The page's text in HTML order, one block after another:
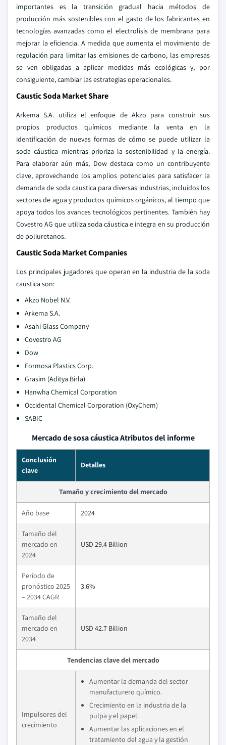
importantes es la transición gradual hacia métodos de
producción más sostenibles con el gasto de los fabricantes en
tecnologías avanzadas como el electrolisis de membrana para
mejorar la eficiencia. A medida que aumenta el movimiento de
regulación para limitar las emisiones de carbono, las empresas
se ven obligadas a aplicar medidas más ecológicas y, por
consiguiente, cambiar las estrategias operacionales.
Caustic Soda Market Share
Arkema S.A. utiliza el enfoque de Akzo para construir sus
propios productos químicos mediante la venta en la
identificación de nuevas formas de cómo se puede utilizar la
soda cáustica mientras prioriza la sostenibilidad y la energía.
Para elaborar aún más, Dow destaca como un contribuyente
clave, aprovechando los amplios potenciales para satisfacer la
demanda de soda caustica para diversas industrias, incluidos los
sectores de agua y productos químicos orgánicos, al tiempo que
apoya todos los avances tecnológicos pertinentes. También hay
Covestro AG que utiliza soda cáustica e integra en su producción
de poliuretanos.
Caustic Soda Market Companies
Los principales jugadores que operan en la industria de la soda
caustica son:
Akzo Nobel N.V.
Arkema S.A.
Asahi Glass Company
Covestro AG
Dow
Formosa Plastics Corp.
Grasim (Aditya Birla)
Hanwha Chemical Corporation
Occidental Chemical Corporation (OxyChem)
SABIC
Mercado de sosa cáustica Atributos del informe
Conclusión
clave
Detalles
Tamaño y crecimiento del mercado
Año base 2024
Tamaño del
mercado en
2024
USD 29.4 Billion
Período de
pronóstico 2025
– 2034 CAGR
3.6%
Tamaño del
mercado en
2034
USD 42.7 Billion
Tendencias clave del mercado
Impulsores del
crecimiento
Aumentar la demanda del sector
manufacturero químico.
Crecimiento en la industria de la
pulpa y el papel.
Aumentar las aplicaciones en el
tratamiento del agua y la gestión